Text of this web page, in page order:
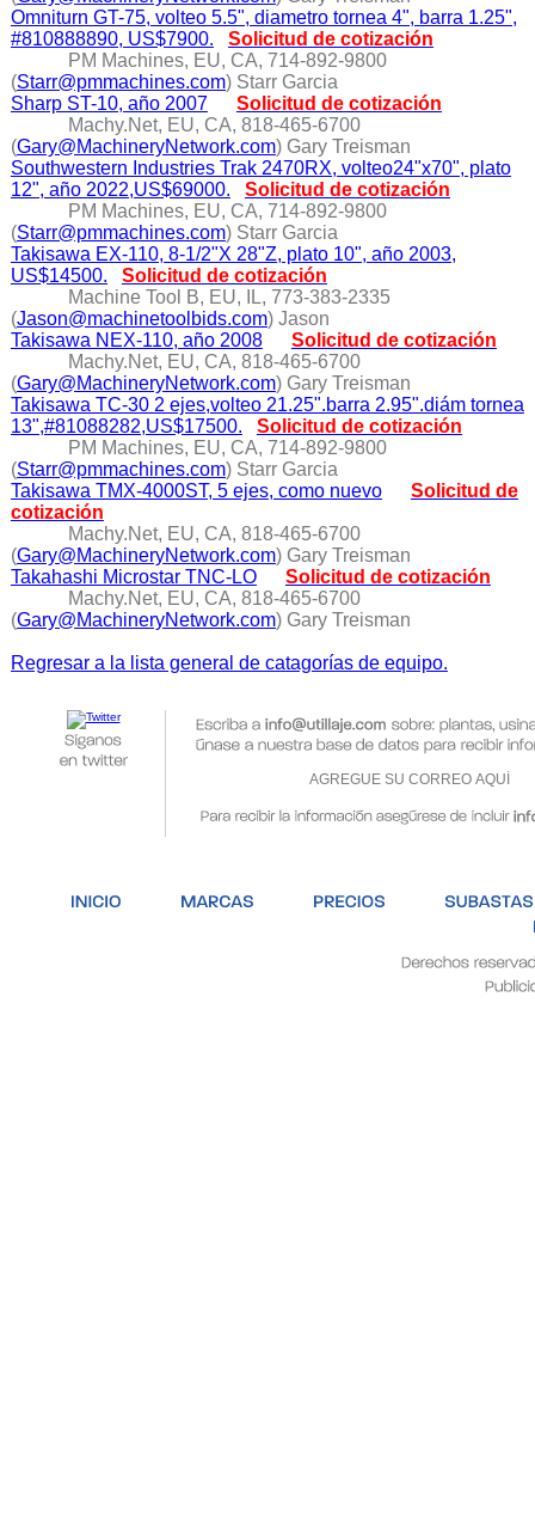
Omniturn GT-75, volteo 5.5", diametro tornea 4", barra 1.25",
#810888890, US$7900.
Solicitud de cotización
PM Machines, EU, CA, 714-892-9800
(Starr@pmmachines.com) Starr Garcia
Sharp ST-10, año 2007
Solicitud de cotización
Machy.Net, EU, CA, 818-465-6700
(Gary@MachineryNetwork.com) Gary Treisman
Southwestern Industries Trak 2470RX, volteo24"x70", plato
12", año 2022,US$69000.
Solicitud de cotización
PM Machines, EU, CA, 714-892-9800
(Starr@pmmachines.com) Starr Garcia
Takisawa EX-110, 8-1/2"X 28"Z, plato 10", año 2003,
US$14500.
Solicitud de cotización
Machine Tool B, EU, IL, 773-383-2335
(Jason@machinetoolbids.com) Jason
Takisawa NEX-110, año 2008
Solicitud de cotización
Machy.Net, EU, CA, 818-465-6700
(Gary@MachineryNetwork.com) Gary Treisman
Takisawa TC-30 2 ejes,volteo 21.25".barra 2.95".diám tornea
13",#81088282,US$17500.
Solicitud de cotización
PM Machines, EU, CA, 714-892-9800
(Starr@pmmachines.com) Starr Garcia
Takisawa TMX-4000ST, 5 ejes, como nuevo
Solicitud de
cotización
Machy.Net, EU, CA, 818-465-6700
(Gary@MachineryNetwork.com) Gary Treisman
Takahashi Microstar TNC-LO
Solicitud de cotización
Machy.Net, EU, CA, 818-465-6700
(Gary@MachineryNetwork.com) Gary Treisman
Regresar a la lista general de catagorías de equipo.